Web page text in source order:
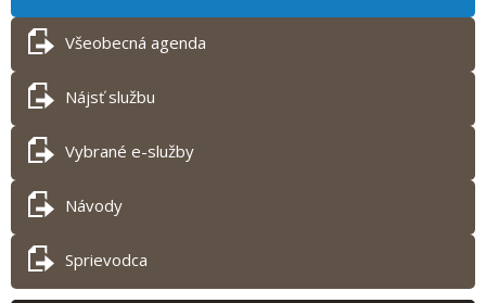
Všeobecná agenda
Nájsť službu
Vybrané e-služby
Návody
Sprievodca